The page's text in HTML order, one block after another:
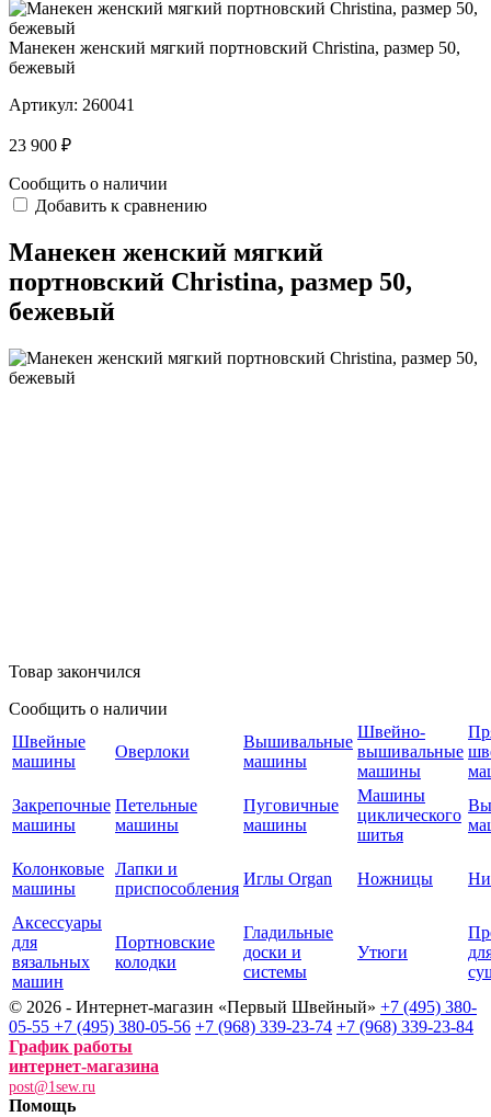
Манекен женский мягкий портновский Christina, размер 50,
бежевый
Артикул: 260041
23 900 ₽
Сообщить о наличии
Добавить к сравнению
Манекен женский мягкий
портновский Christina, размер 50,
бежевый
Товар закончился
Сообщить о наличии
Швейные
машины
Оверлоки
Вышивальные
машины
Швейно-
вышивальные
машины
Закрепочные
машины
Петельные
машины
Пуговичные
машины
Машины
циклического
шитья
Колонковые
машины
Лапки и
приспособления
Иглы Organ Ножницы
Аксессуары
для
вязальных
машин
Портновские
колодки
Гладильные
доски и
системы
Утюги
© 2026 - Интернет-магазин «Первый Швейный» +7 (495) 380-
05-55 +7 (495) 380-05-56 +7 (968) 339-23-74 +7 (968) 339-23-84
График работы
интернет-магазина
post@1sew.ru
Помощь